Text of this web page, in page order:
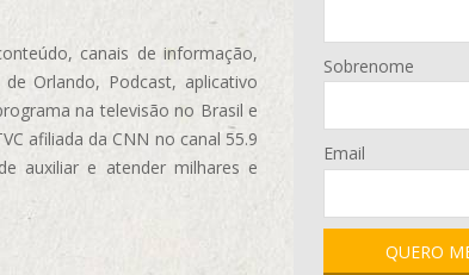
canais de informação,
Orlando, Podcast, aplicativo
na televisão no Brasil e
afiliada da CNN no canal 55.9
auxiliar e atender milhares e
Sobrenome
Email